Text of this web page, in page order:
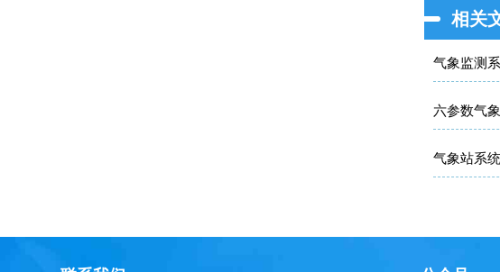
相关
气象监测
六参数气